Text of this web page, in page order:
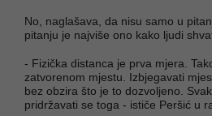
No, naglašava, da nisu samo u
pitanju je najviše ono kako ljudi
- Fizička distanca je prva mjera.
zatvorenom mjestu. Izbjegavati
bez obzira što je to dozvoljeno.
pridržavati se toga - ističe Peršić u